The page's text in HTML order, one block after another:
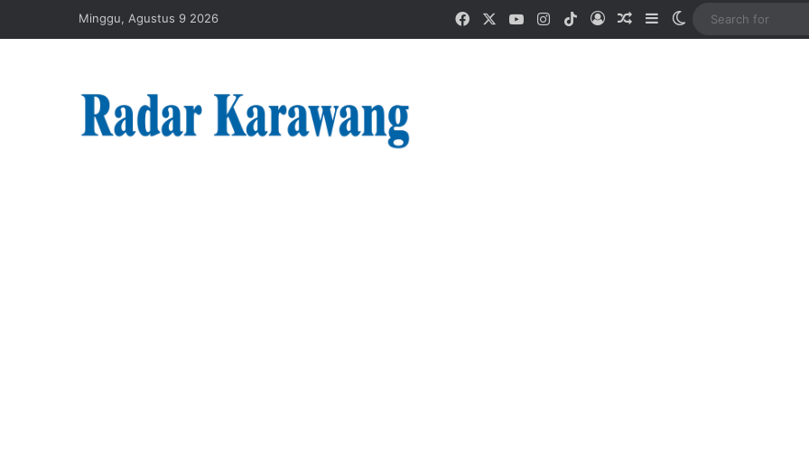
Minggu, Agustus 9 2026 FacebookYouTubeInstagram
TikTokLog InRandom Article
SidebarSwitch skin